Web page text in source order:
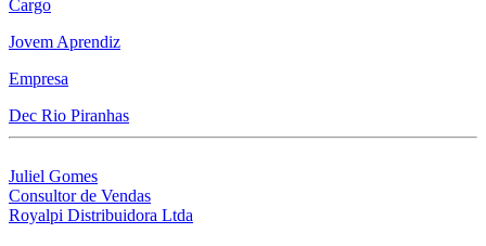
Cargo
Jovem Aprendiz
Empresa
Dec Rio Piranhas
Juliel Gomes
Consultor de Vendas
Royalpi Distribuidora Ltda